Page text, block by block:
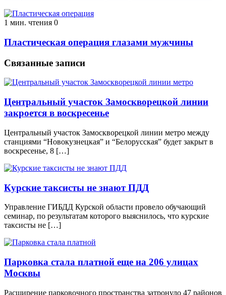
1 мин. чтения 0
Пластическая операция глазами мужчины
Связанные записи
Центральный участок Замоскворецкой линии
закроется в воскресенье
Центральный участок Замоскворецкой линии метро между
станциями “Новокузнецкая” и “Белорусская” будет закрыт в
воскресенье, 8 […]
Курские таксисты не знают ПДД
Управление ГИБДД Курской области провело обучающий
семинар, по результатам которого выяснилось, что курские
таксисты не […]
Парковка стала платной еще на 206 улицах
Москвы
Расширение парковочного пространства затронуло 47 районов